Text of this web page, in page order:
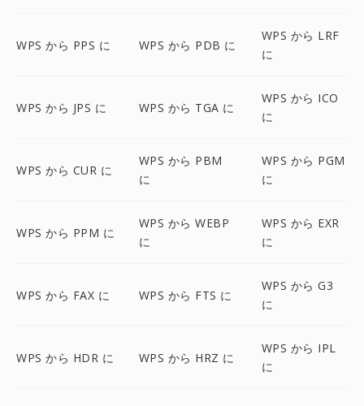
WPS から PPS に WPS から PDB に
WPS から LRF
に
WPS から JPS に WPS から TGA に
WPS から ICO
に
WPS から CUR に
WPS から PBM
に
WPS から PGM
に
WPS から PPM に
WPS から WEBP
に
WPS から EXR
に
WPS から FAX に WPS から FTS に
WPS から G3
に
WPS から HDR に WPS から HRZ に
WPS から IPL
に